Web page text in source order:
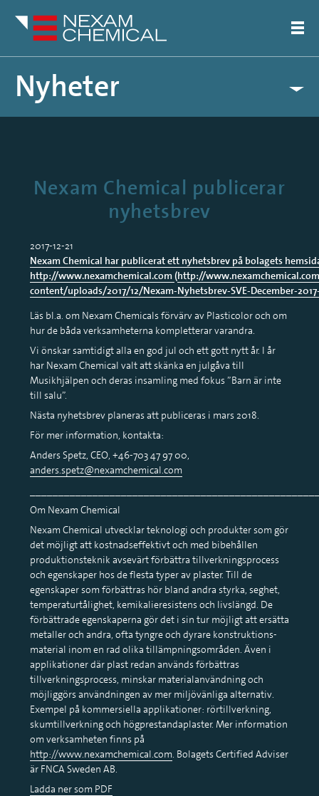
Nyheter
Nexam Chemical publicerar
nyhetsbrev
2017-12-21
Nexam Chemical har publicerat ett nyhetsbrev på bolagets
http://www.nexamchemical.com (http://
content/uploads/2017/12/Nexam-Nyhetsbrev-SVE-December-
Läs bl.a. om Nexam Chemicals förvärv av Plasticolor och om
hur de båda verksamheterna kompletterar varandra.
Vi önskar samtidigt alla en god jul och ett gott nytt år. I år
har Nexam Chemical valt att skänka en julgåva till
Musikhjälpen och deras insamling med fokus ”Barn är inte
till salu”.
Nästa nyhetsbrev planeras att publiceras i mars 2018.
För mer information, kontakta:
Anders Spetz, CEO, +46-703 47 97 00,
anders.spetz@nexamchemical.com
Om Nexam Chemical
Nexam Chemical utvecklar teknologi och produkter som gör
det möjligt att kostnadseffektivt och med bibehållen
produktionsteknik avsevärt förbättra tillverkningsprocess
och egenskaper hos de flesta typer av plaster. Till de
egenskaper som förbättras hör bland andra styrka, seghet,
temperaturtålighet, kemikalieresistens och livslängd. De
förbättrade egenskaperna gör det i sin tur möjligt att ersätta
metaller och andra, ofta tyngre och dyrare konstruktions-
material inom en rad olika tillämpningsområden. Även i
applikationer där plast redan används förbättras
tillverkningsprocess, minskar materialanvändning och
möjliggörs användningen av mer miljövänliga alternativ.
Exempel på kommersiella applikationer: rörtillverkning,
skumtillverkning och högprestandaplaster. Mer information
om verksamheten finns på
http://www.nexamchemical.com. Bolagets Certified Adviser
är FNCA Sweden AB.
Ladda ner som PDF